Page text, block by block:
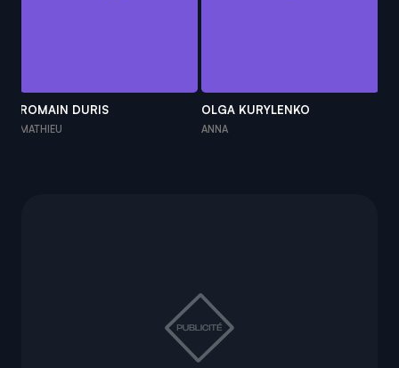
ROMAIN DURIS
MATHIEU
OLGA KURYLENKO
ANNA